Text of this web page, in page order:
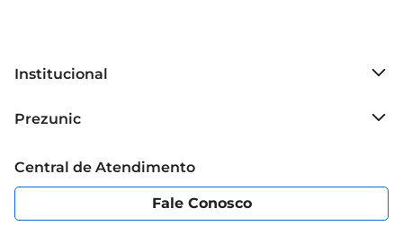
Institucional
Grupo Cencosud
Política de Privacidade
Portal do fornecedor
Prezunic
Código de Ética
App Prezunic
Central de Atendimento
Fale Conosco